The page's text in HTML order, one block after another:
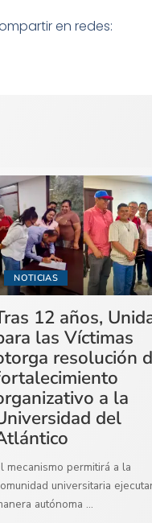
en redes:
NOTICIAS
12 años,
las Víctimas
resolución
a la
del
mecanismo permitirá a la
universitaria
autónoma ...